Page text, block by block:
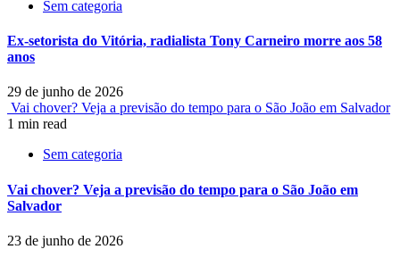
Sem categoria
Ex-setorista do Vitória, radialista Tony Carneiro morre aos 58
anos
29 de junho de 2026
Vai chover? Veja a previsão do tempo para o São João em Salvador
1 min read
Sem categoria
Vai chover? Veja a previsão do tempo para o São João em
Salvador
23 de junho de 2026